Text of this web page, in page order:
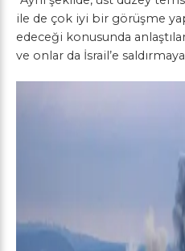
ile de çok iyi bir görüşme
edeceği konusunda
ve onlar da İsrail’e